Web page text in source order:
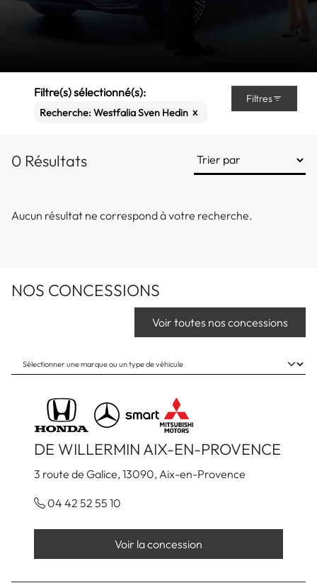
Filtre(s) sélectionné(s):
Recherche: Westfalia Sven Hedin x
Filtres
0 Résultats
Aucun résultat ne correspond à votre recherche.
NOS CONCESSIONS
Voir toutes nos concessions
DE WILLERMIN AIX-EN-PROVENCE
3 route de Galice, 13090, Aix-en-Provence
04 42 52 55 10
Voir la concession